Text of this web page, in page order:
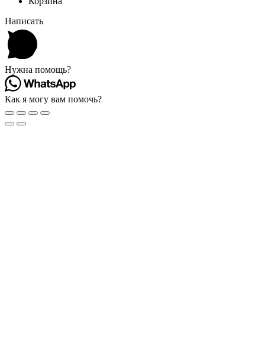
Написать
Нужна помощь?
Как я могу вам помочь?